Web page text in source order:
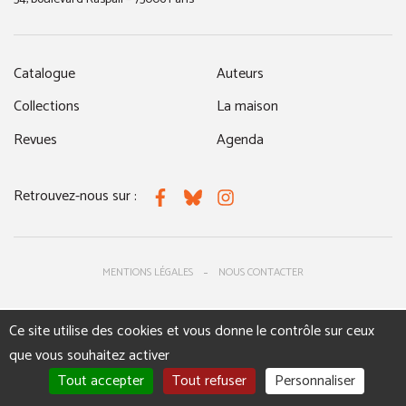
Catalogue
Collections
Revues
Auteurs
La maison
Agenda
Retrouvez-nous sur : FacebookBlueskyInstagram
MENTIONS LÉGALES NOUS CONTACTER
Ce site utilise des cookies et vous donne le contrôle sur ceux
que vous souhaitez activer
Tout accepter
Tout refuser Personnaliser